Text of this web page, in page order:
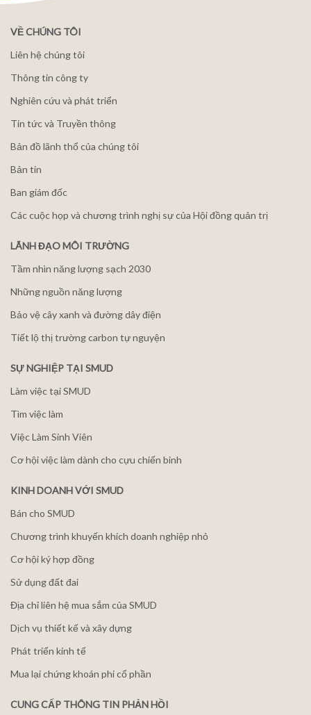
VỀ CHÚNG TÔI
Liên hệ chúng tôi
Thông tin công ty
Nghiên cứu và phát triển
Tin tức và Truyền thông
Bản đồ lãnh thổ của chúng tôi
Bản tin
Ban giám đốc
Các cuộc họp và chương trình nghị sự của Hội đồng quản trị
LÃNH ĐẠO MÔI TRƯỜNG
Tầm nhìn năng lượng sạch 2030
Những nguồn năng lượng
Bảo vệ cây xanh và đường dây điện
Tiết lộ thị trường carbon tự nguyện
SỰ NGHIỆP TẠI SMUD
Làm việc tại SMUD
Tìm việc làm
Việc Làm Sinh Viên
Cơ hội việc làm dành cho cựu chiến binh
KINH DOANH VỚI SMUD
Bán cho SMUD
Chương trình khuyến khích doanh nghiệp nhỏ
Cơ hội ký hợp đồng
Sử dụng đất đai
Địa chỉ liên hệ mua sắm của SMUD
Dịch vụ thiết kế và xây dựng
Phát triển kinh tế
Mua lại chứng khoán phi cổ phần
CUNG CẤP THÔNG TIN PHẢN HỒI